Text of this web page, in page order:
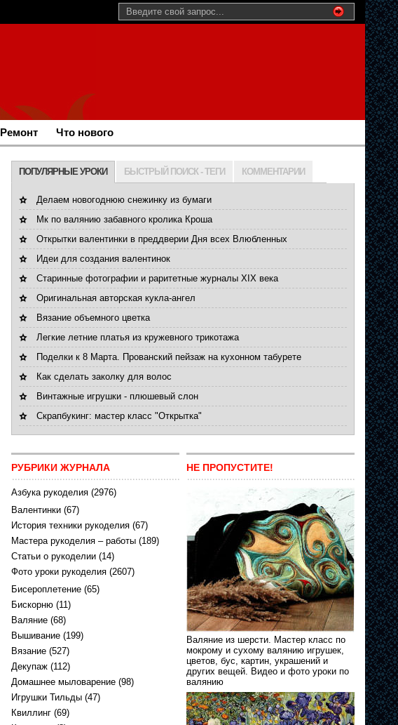
Ремонт Что нового
ПОПУЛЯРНЫЕ УРОКИ БЫСТРЫЙ ПОИСК - ТЕГИ КОММЕНТАРИИ
Делаем новогоднюю снежинку из бумаги
Мк по валянию забавного кролика Кроша
Открытки валентинки в преддверии Дня всех Влюбленных
Идеи для создания валентинок
Старинные фотографии и раритетные журналы XIX века
Оригинальная авторская кукла-ангел
Вязание объемного цветка
Легкие летние платья из кружевного трикотажа
Поделки к 8 Марта. Прованский пейзаж на кухонном табурете
Как сделать заколку для волос
Винтажные игрушки - плюшевый слон
Скрапбукинг: мастер класс "Открытка"
РУБРИКИ ЖУРНАЛА
Азбука рукоделия (2976)
Валентинки (67)
История техники рукоделия (67)
Мастера рукоделия – работы (189)
Статьи о рукоделии (14)
Фото уроки рукоделия (2607)
Бисероплетение (65)
Бискорню (11)
Валяние (68)
Вышивание (199)
Вязание (527)
Декупаж (112)
Домашнее мыловарение (98)
Игрушки Тильды (47)
Квиллинг (69)
НЕ ПРОПУСТИТЕ!
Валяние из шерсти. Мастер класс по
мокрому и сухому валянию игрушек,
цветов, бус, картин, украшений и
других вещей. Видео и фото уроки по
валянию